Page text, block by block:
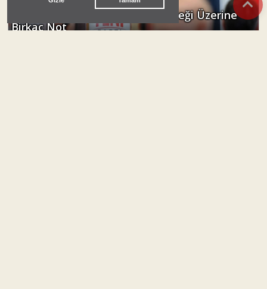
Yeni Parti'nin Programı ve Geleceği Üzerine
Birkaç Not